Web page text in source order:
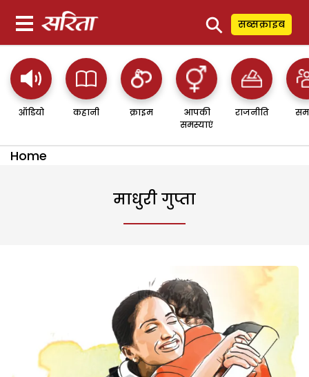
⚲ सब्सक्राइब
ऑडियो कहानी क्राइम
आपकी
समस्याएं
राजनीति
Home
माधुरी गुप्ता